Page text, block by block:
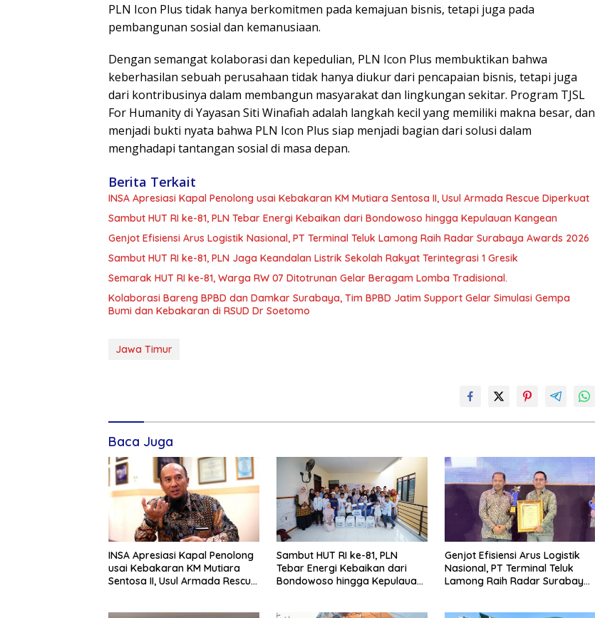
PLN Icon Plus tidak hanya berkomitmen pada kemajuan bisnis, tetapi juga pada
pembangunan sosial dan kemanusiaan.
Dengan semangat kolaborasi dan kepedulian, PLN Icon Plus membuktikan bahwa
keberhasilan sebuah perusahaan tidak hanya diukur dari pencapaian bisnis, tetapi juga
dari kontribusinya dalam membangun masyarakat dan lingkungan sekitar. Program TJSL
For Humanity di Yayasan Siti Winafiah adalah langkah kecil yang memiliki makna besar, dan
menjadi bukti nyata bahwa PLN Icon Plus siap menjadi bagian dari solusi dalam
menghadapi tantangan sosial di masa depan.
Berita Terkait
INSA Apresiasi Kapal Penolong usai Kebakaran KM Mutiara Sentosa II, Usul Armada Rescue Diperkuat
Sambut HUT RI ke-81, PLN Tebar Energi Kebaikan dari Bondowoso hingga Kepulauan Kangean
Genjot Efisiensi Arus Logistik Nasional, PT Terminal Teluk Lamong Raih Radar Surabaya Awards 2026
Sambut HUT RI ke-81, PLN Jaga Keandalan Listrik Sekolah Rakyat Terintegrasi 1 Gresik
Semarak HUT RI ke-81, Warga RW 07 Ditotrunan Gelar Beragam Lomba Tradisional.
Kolaborasi Bareng BPBD dan Damkar Surabaya, Tim BPBD Jatim Support Gelar Simulasi Gempa
Bumi dan Kebakaran di RSUD Dr Soetomo
Jawa Timur
Baca Juga
INSA Apresiasi Kapal Penolong
usai Kebakaran KM Mutiara
Sentosa II, Usul Armada Rescue
Sambut HUT RI ke-81, PLN
Tebar Energi Kebaikan dari
Bondowoso hingga Kepulauan
Genjot Efisiensi Arus Logistik
Nasional, PT Terminal Teluk
Lamong Raih Radar Surabaya